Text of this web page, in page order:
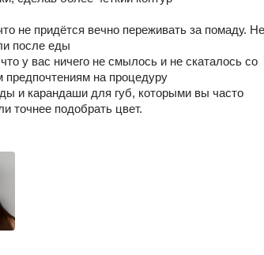
не придётся вечно переживать за помаду. Не
после еды
у вас ничего не смылось и не скаталось со
на процедуру
и карандаши для губ, которыми вы часто
точнее подобрать цвет.